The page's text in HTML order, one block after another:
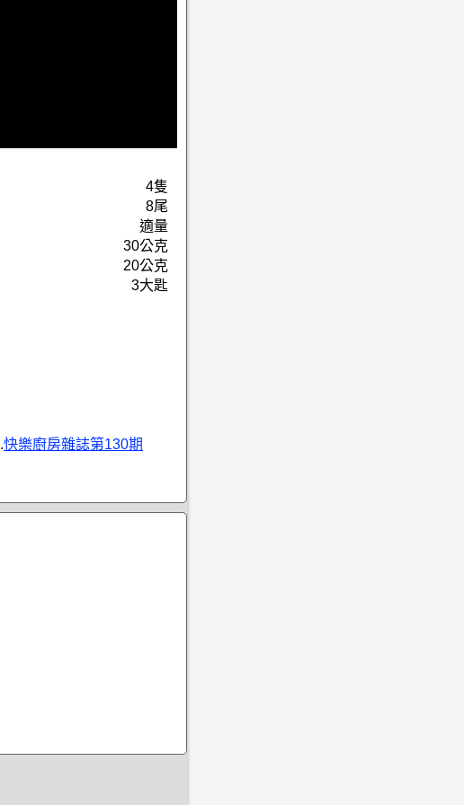
4隻
8尾
適量
30公克
20公克
3大匙
.快樂廚房雜誌第130期